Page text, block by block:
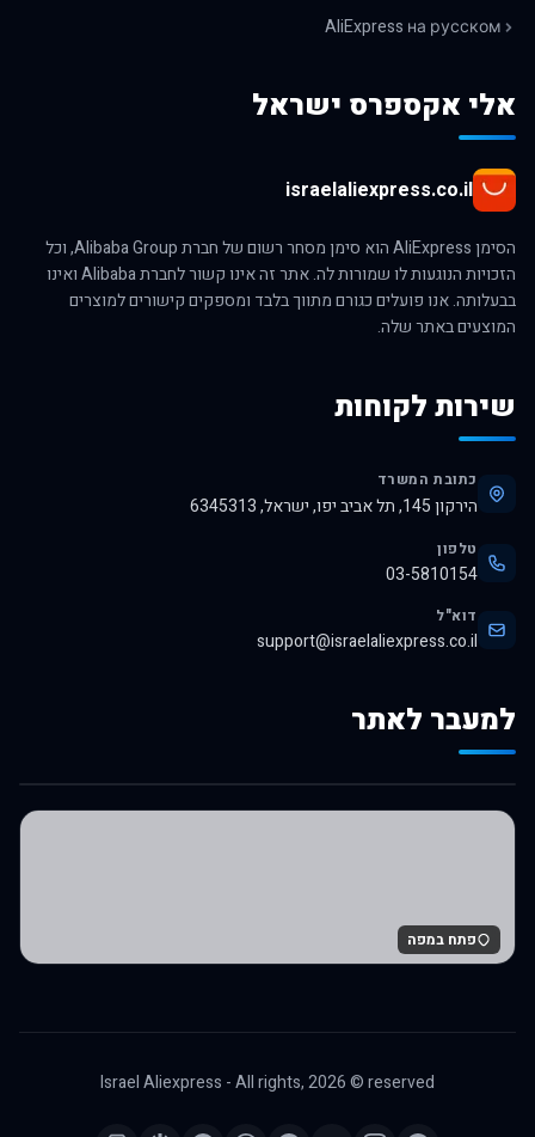
AliExpress на русском
אלי אקספרס ישראל
israelaliexpress.co.il
הסימן AliExpress הוא סימן מסחר רשום של חברת Alibaba Group, וכל
הזכויות הנוגעות לו שמורות לה. אתר זה אינו קשור לחברת Alibaba ואינו
בבעלותה. אנו פועלים כגורם מתווך בלבד ומספקים קישורים למוצרים
המוצעים באתר שלה.
שירות לקוחות
כתובת המשרד
הירקון 145, תל אביב יפו, ישראל, 6345313
טלפון
03-5810154
דוא"ל
support@israelaliexpress.co.il
למעבר לאתר
לרכישה באלי אקספרס
פתח במפה
Israel Aliexpress - All rights,2026© reserved